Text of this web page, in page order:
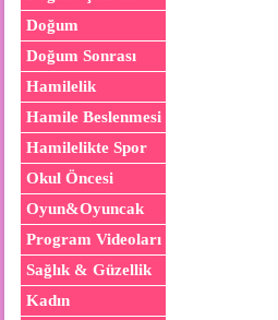
Doğum
Doğum Sonrası
Hamilelik
Hamile Beslenmesi
Hamilelikte Spor
Okul Öncesi
Oyun&Oyuncak
Program Videoları
Sağlık & Güzellik
Kadın